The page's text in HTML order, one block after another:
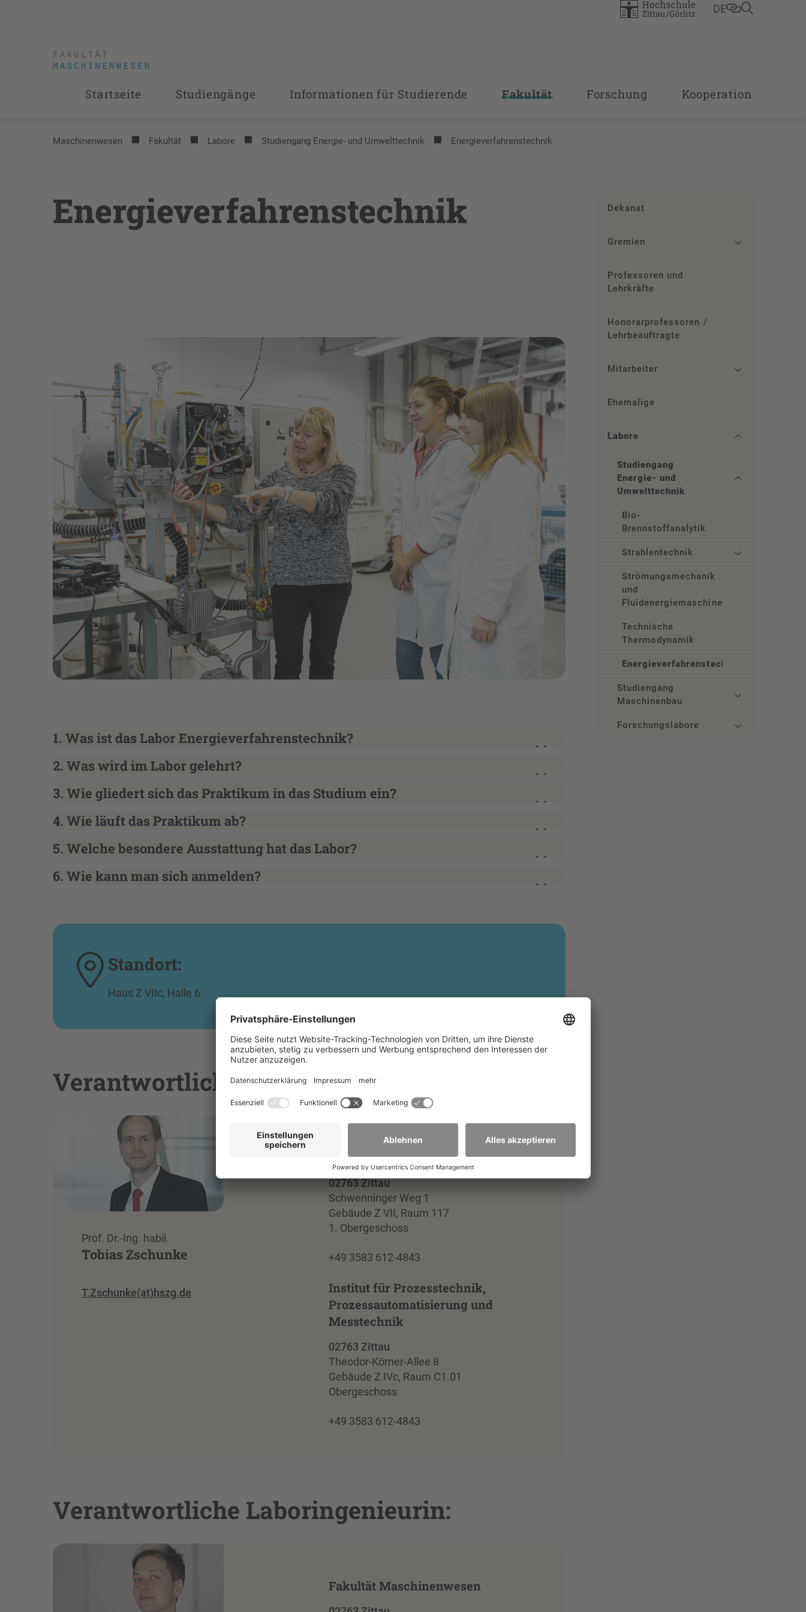
DE
Startseite Studiengänge Informationen für Studierende Fakultät Forschung Kooperation
Maschinenwesen Fakultät Labore Studiengang Energie- und Umwelttechnik Energieverfahrenstechnik
Energieverfahrenstechnik
1. Was ist das Labor Energieverfahrenstechnik?
2. Was wird im Labor gelehrt?
3. Wie gliedert sich das Praktikum in das Studium ein?
4. Wie läuft das Praktikum ab?
5. Welche besondere Ausstattung hat das Labor?
6. Wie kann man sich anmelden?
Standort:
Haus Z VIIc, Halle 6
Verantwortlicher Professor:
Prof. Dr.-Ing. habil.
Tobias Zschunke
T.Zschunke(at)hszg.de
Fakultät Maschinenwesen
02763 Zittau
Schwenninger Weg 1
Gebäude Z VII, Raum 117
1. Obergeschoss
+49 3583 612-4843
Institut für Prozesstechnik,
Prozessautomatisierung und
Messtechnik
02763 Zittau
Theodor-Körner-Allee 8
Gebäude Z IVc, Raum C1.01
Obergeschoss
+49 3583 612-4843
Verantwortliche Laboringenieurin:
Fakultät Maschinenwesen
Dekanat
Gremien
Professoren und
Lehrkräfte
Honorarprofessoren /
Lehrbeauftragte
Mitarbeiter
Ehemalige
Labore
Studiengang
Energie- und
Umwelttechnik
Bio-
Brennstoffanalytik
Strahlentechnik
Strömungsmechanik
und
Fluidenergiemaschinen
Technische
Thermodynamik
Energieverfahrenstechnik
Studiengang
Maschinenbau
Forschungslabore